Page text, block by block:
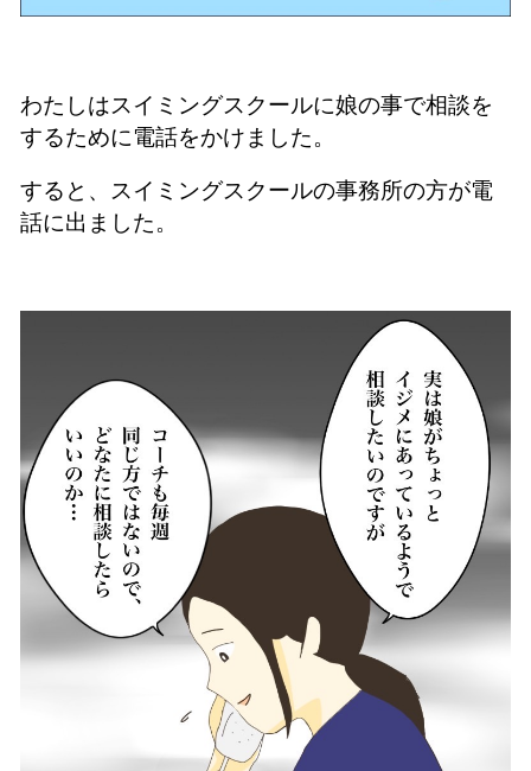
わたしはスイミングスクールに娘の事で相談を
するために電話をかけました。
すると、スイミングスクールの事務所の方が電
話に出ました。